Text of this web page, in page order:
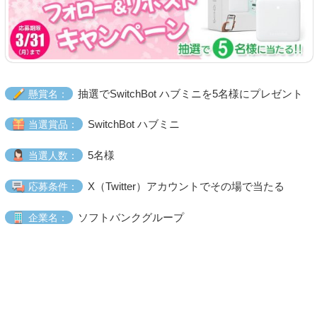
懸賞名： 抽選でSwitchBot ハブミニを5名様にプレゼント
当選賞品： SwitchBot ハブミニ
当選人数： 5名様
応募条件： X（Twitter）アカウントでその場で当たる
企業名： ソフトバンクグループ